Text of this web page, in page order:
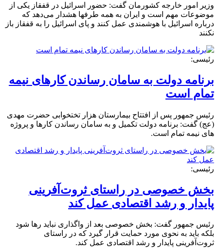
وزیر امور خارجه کشورمان گفت: حضور اسرائیل در قفقاز یکی از
موضوعات مهم است و ایران به همه طرفها هشدار می‌دهد که
درباره اسرائیل با هوشمندی عمل کنند و پای اسرائیل را به قفقاز باز
نکنند
رئیسی:
برنامه دولت به سامان رساندن کارهای نیمه
تمام است
رئیس جمهور پس از افتتاح بیمارستان هزار تختخوابی حضرت مهدی
(عج) گفت: برنامه دولت تکمیل و به سامان رساندن کارها و پروژه
های نیمه تمام است.
رئیسی:
بخش خصوصی در راستای ثروت‌آفرینی
پایدار و رشد اقتصادی عمل کند
رئیس جمهور گفت: بخش خصوصی بعد از واگذاری نباید رها شود
بلکه باید به نحوی مورد حمایت قرار گیرد که در راستای
ثروت‌آفرینی پایدار و رشد اقتصادی عمل کند.